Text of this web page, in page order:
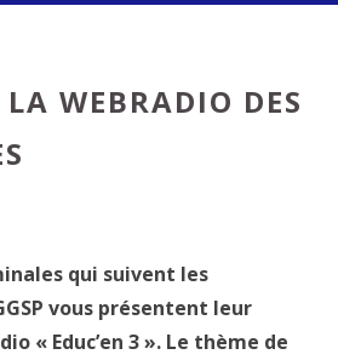
WEBRADIO DES
qui suivent les
vous présentent leur
« Educ’en 3 ». Le thème de